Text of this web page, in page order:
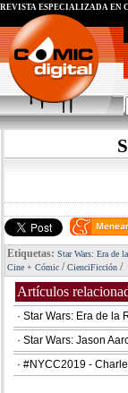
REVISTA ESPECIALIZADA EN
Etiquetas: Star Wars: Era de
Cine + Cómic /CienciFicción /
Artículos
· Star Wars: Era de la
· Star Wars: Jason
· #NYCC2019 -